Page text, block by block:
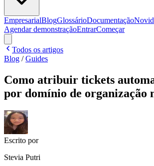
EmpresarialBlogGlossárioDocumentação
Agendar demonstraçãoEntrarComeçar
Todos os artigos
Blog /Guides
Como atribuir tickets
por domínio de organização
Escrito por
Stevia Putri